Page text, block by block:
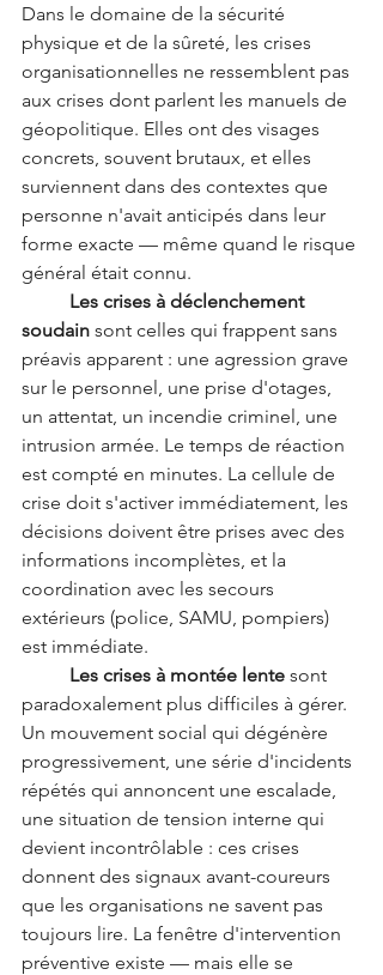
Dans le domaine de la sécurité
physique et de la sûreté, les crises
organisationnelles ne ressemblent pas
aux crises dont parlent les manuels de
géopolitique. Elles ont des visages
concrets, souvent brutaux, et elles
surviennent dans des contextes que
personne n'avait anticipés dans leur
forme exacte — même quand le risque
général était connu.
soudain sont celles qui frappent sans
préavis apparent : une agression grave
sur le personnel, une prise d'otages,
un attentat, un incendie criminel, une
intrusion armée. Le temps de réaction
est compté en minutes. La cellule de
crise doit s'activer immédiatement, les
décisions doivent être prises avec des
informations incomplètes, et la
coordination avec les secours
extérieurs (police, SAMU, pompiers)
est immédiate.
	Les crises à montée lente
sont
paradoxalement plus difficiles à gérer.
Un mouvement social qui dégénère
progressivement, une série d'incidents
répétés qui annoncent une escalade,
une situation de tension interne qui
devient incontrôlable : ces crises
donnent des signaux avant-coureurs
que les organisations ne savent pas
toujours lire. La fenêtre d'intervention
préventive existe — mais elle se